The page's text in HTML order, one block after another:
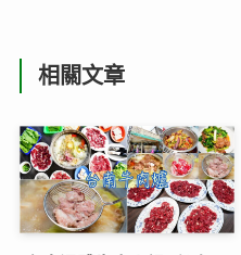
相關文章